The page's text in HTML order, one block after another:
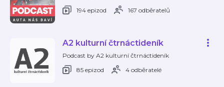
194 epizod
167 odběratelů
A2 kulturní čtrnáctideník
Podcast by A2 kulturní čtrnáctideník
85 epizod
4 odběratelé